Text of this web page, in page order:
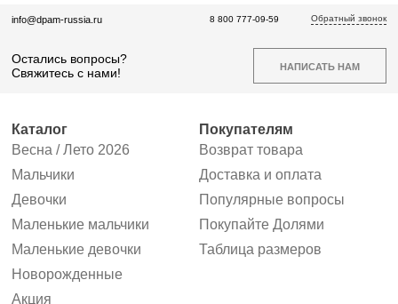
info@dpam-russia.ru
Остались вопросы?
Свяжитесь с нами!
НАПИСАТЬ НАМ
8 800 777-09-59 Обратный звонок
Каталог
Весна / Лето 2026
Мальчики
Девочки
Маленькие мальчики
Маленькие девочки
Новорожденные
Акция
Покупателям
Возврат товара
Доставка и оплата
Популярные вопросы
Покупайте Долями
Таблица размеров